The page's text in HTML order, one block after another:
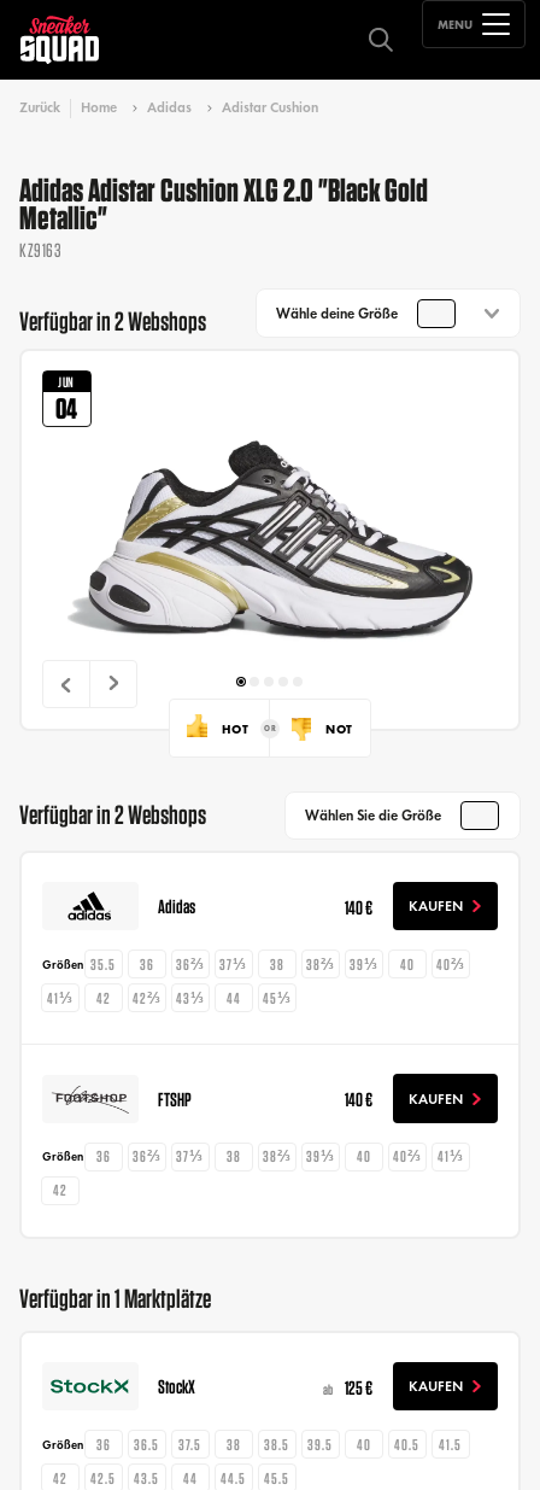
MENU
Zurück Home Adidas Adistar Cushion
Adidas Adistar Cushion XLG 2.0 "Black Gold
Metallic"
KZ9163
Verfügbar in 2 Webshops Wähle deine Größe
JUN
04
HOT NOT
Verfügbar in 2 Webshops Wählen Sie die Größe
Adidas 140 € KAUFEN
Größen 35.5 36 36⅔ 37⅓ 38 38⅔ 39⅓ 40
40⅔
41⅓
42 42⅔ 43⅓ 44 45⅓
FTSHP 140 € KAUFEN
Größen 36 36⅔ 37⅓ 38 38⅔ 39⅓ 40 40⅔
41⅓
42
Verfügbar in 1 Marktplätze
StockX ab 125 € KAUFEN
Größen 36 36.5 37.5 38 38.5 39.5 40 40.5
41.5
42
42.5 43.5 44 44.5 45.5